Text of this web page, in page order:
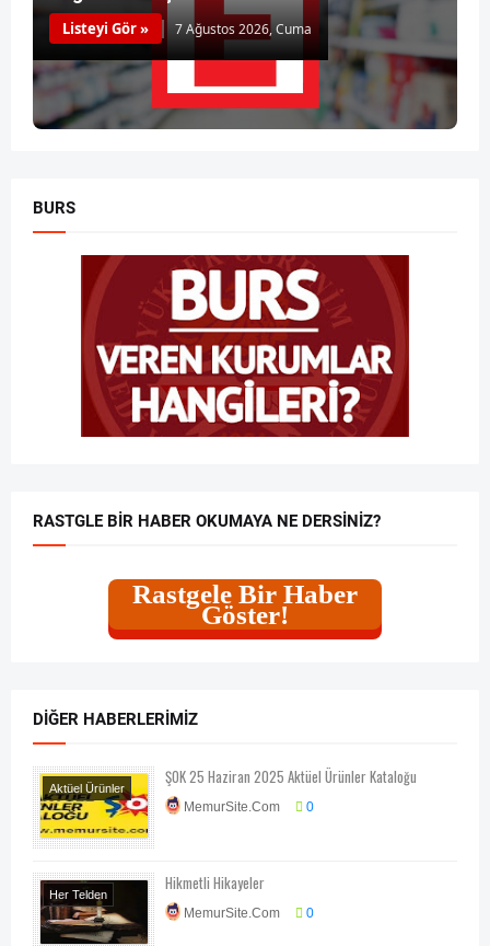
Listeyi Gör » 7 Ağustos 2026, Cuma
BURS
RASTGLE BIR HABER OKUMAYA NE DERSINIZ?
Rastgele Bir Haber
Göster!
DIĞER HABERLERIMIZ
Aktüel Ürünler
ŞOK 25 Haziran 2025 Aktüel Ürünler Kataloğu
MemurSite.Com 0
Her Telden
Kişisel Gelişim
Konu Dışı
Hikmetli Hikayeler
MemurSite.Com 0